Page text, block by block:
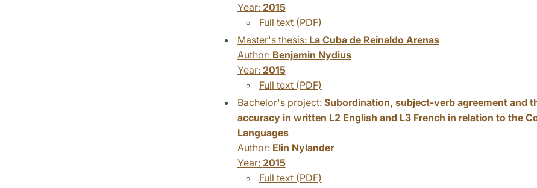
Year: 2015
Full text (PDF)
Master's thesis: La Cuba de Reinaldo Arenas
Author: Benjamin Nydius
Year: 2015
Full text (PDF)
Bachelor's project: Subordination, subject-verb agreement and
accuracy in written L2 English and L3 French in relation to the
Languages
Author: Elin Nylander
Year: 2015
Full text (PDF)